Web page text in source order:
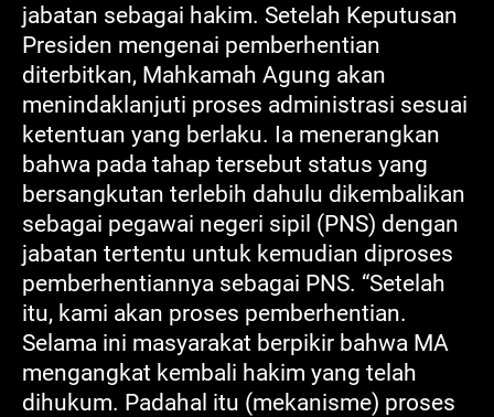
jabatan sebagai hakim. Setelah Keputusan
Presiden mengenai pemberhentian
diterbitkan, Mahkamah Agung akan
menindaklanjuti proses administrasi sesuai
ketentuan yang berlaku. Ia menerangkan
bahwa pada tahap tersebut status yang
bersangkutan terlebih dahulu dikembalikan
sebagai pegawai negeri sipil (PNS) dengan
jabatan tertentu untuk kemudian diproses
pemberhentiannya sebagai PNS. “Setelah
itu, kami akan proses pemberhentian.
Selama ini masyarakat berpikir bahwa MA
mengangkat kembali hakim yang telah
dihukum. Padahal itu (mekanisme) proses